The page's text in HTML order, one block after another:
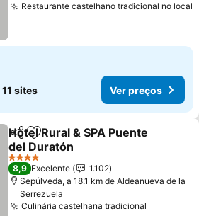
Restaurante castelhano tradicional no local
11 sites Ver preços
PartilharAdicionar aos favoritos
Hotel Rural & SPA Puente
del Duratón
Ver preços
4 Estrelas
8,9 Excelente
1.102
Sepúlveda, a 18.1 km de Aldeanueva de la
Serrezuela
Culinária castelhana tradicional